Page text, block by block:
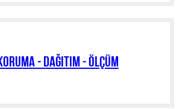
- DAĞITIM - ÖLÇÜM